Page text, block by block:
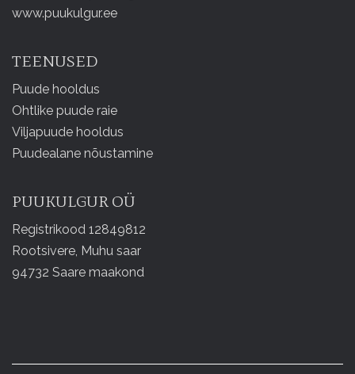
www.puukulgur.ee
TEENUSED
Puude hooldus
Ohtlike puude raie
Viljapuude hooldus
Puudealane nõustamine
PUUKULGUR OÜ
Registrikood 12849812
Rootsivere, Muhu saar
94732 Saare maakond